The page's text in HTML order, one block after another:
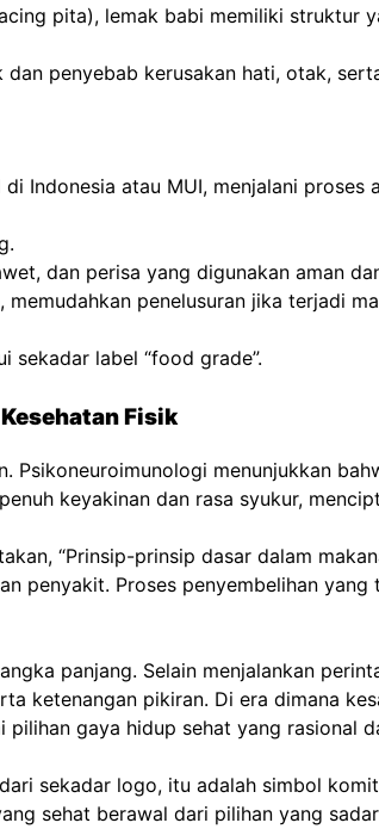
pita), lemak babi memiliki struktur
penyebab kerusakan hati, otak,
Indonesia atau MUI, menjalani
dan perisa yang digunakan aman
penelusuran jika terjadi
sekadar label “food grade”.
Fisik
Psikoneuroimunologi menunjukkan
keyakinan dan rasa syukur,
“Prinsip-prinsip dasar dalam
penyakit. Proses penyembelihan
panjang. Selain menjalankan
ketenangan pikiran. Di era dimana
gaya hidup sehat yang rasional
sekadar logo, itu adalah simbol
sehat berawal dari pilihan yang